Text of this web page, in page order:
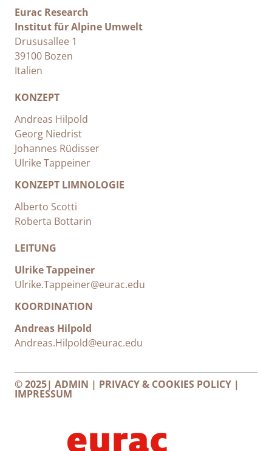
Eurac Research
Institut für Alpine Umwelt
Drususallee 1
39100 Bozen
Italien
KONZEPT
Andreas Hilpold
Georg Niedrist
Johannes Rüdisser
Ulrike Tappeiner
KONZEPT LIMNOLOGIE
Alberto Scotti
Roberta Bottarin
LEITUNG
Ulrike Tappeiner
Ulrike.Tappeiner@eurac.edu
KOORDINATION
Andreas Hilpold
Andreas.Hilpold@eurac.edu
© 2025| ADMIN | PRIVACY & COOKIES POLICY |
IMPRESSUM